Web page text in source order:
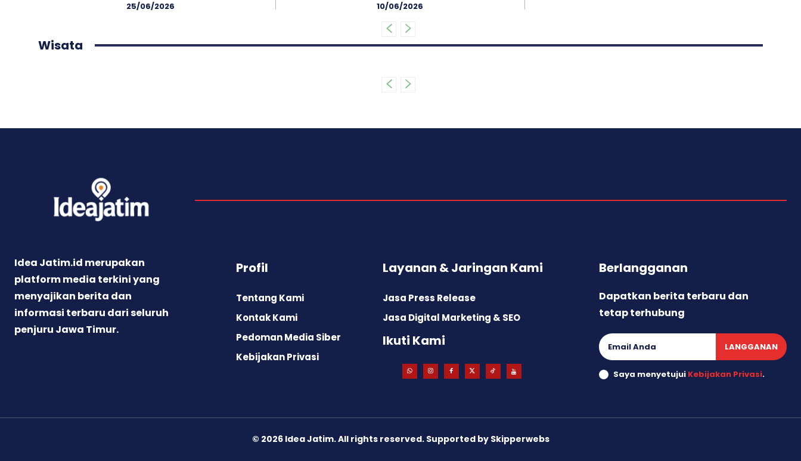
25/06/2026 10/06/2026
Wisata
Idea Jatim.id merupakan
platform media terkini yang
menyajikan berita dan
informasi terbaru dari seluruh
penjuru Jawa Timur.
Profil
Tentang Kami
Kontak Kami
Pedoman Media Siber
Kebijakan Privasi
Layanan & Jaringan Kami
Jasa Press Release
Jasa Digital Marketing & SEO
Ikuti Kami
Berlangganan
Dapatkan berita terbaru dan
tetap terhubung
LANGGANAN
Saya menyetujui Kebijakan Privasi.
© 2026Idea Jatim. All rights reserved. Supported by Skipperwebs